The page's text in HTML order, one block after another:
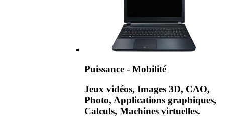
Puissance - Mobilité
Jeux vidéos, Images 3D, CAO,
Photo, Applications graphiques,
Calculs, Machines virtuelles.